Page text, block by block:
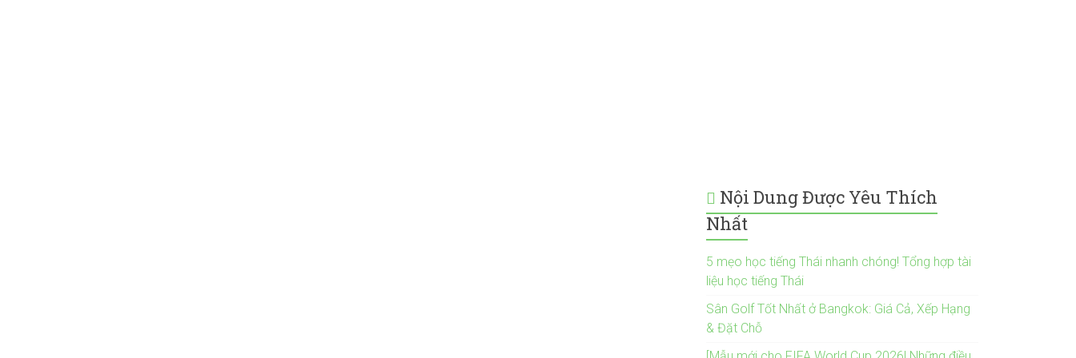
Nội Dung Được Yêu Thích
Nhất
5 mẹo học tiếng Thái nhanh chóng! Tổng hợp tài
liệu học tiếng Thái
Sân Golf Tốt Nhất ở Bangkok: Giá Cả, Xếp Hạng
& Đặt Chỗ